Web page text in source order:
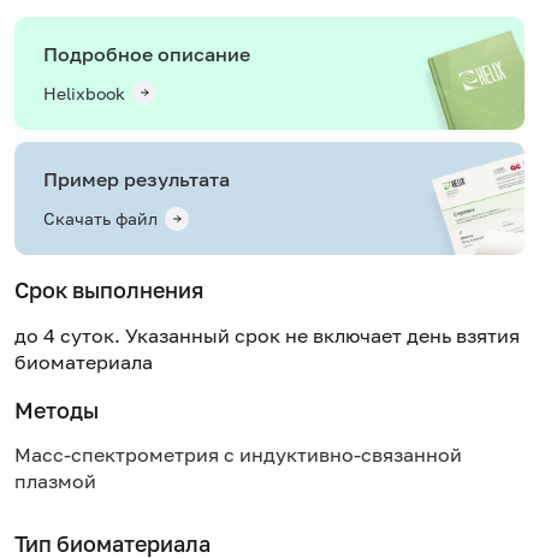
Подробное описание
Helixbook
Пример результата
Скачать файл
Срок выполнения
до 4 суток. Указанный срок не включает день взятия
биоматериала
Методы
Масс-спектрометрия с индуктивно-связанной
плазмой
Тип биоматериала